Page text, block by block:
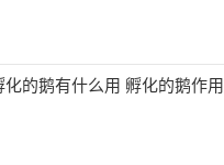
的鹅有什么用 孵化的鹅作用